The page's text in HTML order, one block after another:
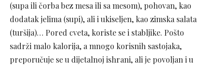
(supa ili čorba bez mesa ili sa mesom), pohovan, kao
dodatak jelima (supi), ali i ukiseljen, kao zimska salata
(turšija)… Pored cveta, koriste se i stabljike. Pošto
sadrži malo kalorija, a mnogo korisnih sastojaka,
preporučuje se u dijetalnoj ishrani, ali je povoljan i u